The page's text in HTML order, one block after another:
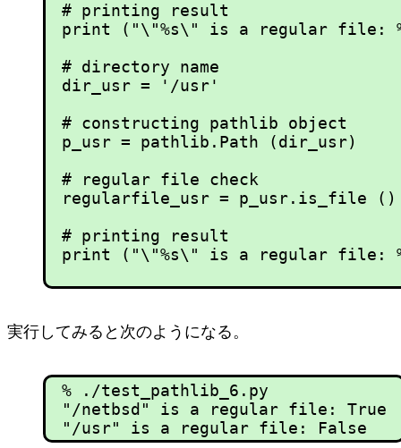
# printing result
print ("\"%s\" is a regular file:
# directory name
dir_usr = '/usr'
# constructing pathlib object
p_usr = pathlib.Path (dir_usr)
# regular file check
regularfile_usr = p_usr.is_file ()
# printing result
実行してみると次のようになる。
% ./test_pathlib_6.py
"/netbsd" is a regular file: True